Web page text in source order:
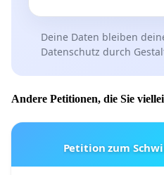
Deine Daten bleiben
Datenschutz durch
Andere Petitionen, die Sie
Petition zum